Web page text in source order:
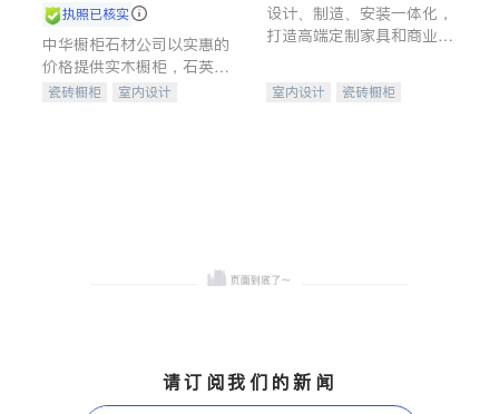
执照已核实
中华橱柜石材公司以实惠的
价格提供实木橱柜，石英石
台面，多种优质不锈钢水
瓷砖橱柜
室内设计
设计、制造、安装一体化，
打造高端定制家具和商业空
室内设计
瓷砖橱柜
请订阅我们的新闻